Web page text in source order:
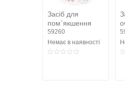
Засіб для
пом`якшення
води при пранні
Tortilla 400г
59260
Немає в наявності